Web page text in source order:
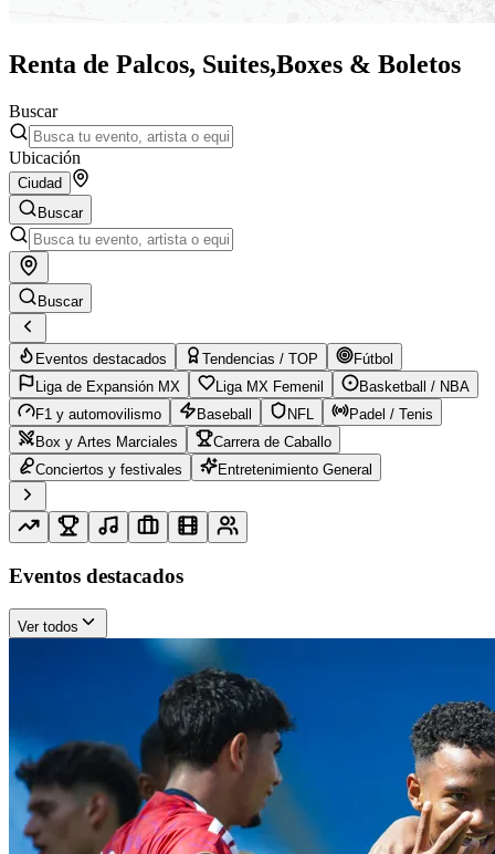
Renta de Palcos, Suites,Boxes & Boletos
Buscar
Ubicación
Ciudad
Buscar
Buscar
Eventos destacados Tendencias / TOP
Fútbol
Liga de Expansión MX
Liga MX Femenil
Basketball / NBA
F1 y automovilismo
Baseball NFL
Padel / Tenis
Box y Artes Marciales
Carrera de Caballo
Conciertos y festivales
Entretenimiento General
Eventos destacados
Ver todos